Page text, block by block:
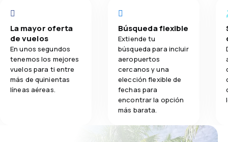
3.0
Comodidad de viaje 2.0
Transporte de equipaje 1.0
Comidas 1.0
Transporte
La mayor oferta
de vuelos
En unos segundos
tenemos los mejores
vuelos para ti entre
más de quinientas
líneas aéreas.
Búsqueda flexible
Extiende tu
búsqueda para incluir
aeropuertos
cercanos y una
elección flexible de
fechas para
encontrar la opción
más barata.